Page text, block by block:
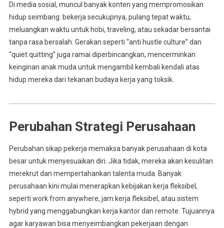
Di media sosial, muncul banyak konten yang mempromosikan
hidup seimbang: bekerja secukupnya, pulang tepat waktu,
meluangkan waktu untuk hobi, traveling, atau sekadar bersantai
tanpa rasa bersalah. Gerakan seperti “anti hustle culture” dan
“quiet quitting” juga ramai diperbincangkan, mencerminkan
keinginan anak muda untuk mengambil kembali kendali atas
hidup mereka dari tekanan budaya kerja yang toksik.
Perubahan Strategi Perusahaan
Perubahan sikap pekerja memaksa banyak perusahaan di kota
besar untuk menyesuaikan diri. Jika tidak, mereka akan kesulitan
merekrut dan mempertahankan talenta muda. Banyak
perusahaan kini mulai menerapkan kebijakan kerja fleksibel,
seperti work from anywhere, jam kerja fleksibel, atau sistem
hybrid yang menggabungkan kerja kantor dan remote. Tujuannya
agar karyawan bisa menyeimbangkan pekerjaan dengan